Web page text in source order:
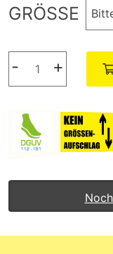
GRÖSSE
- +